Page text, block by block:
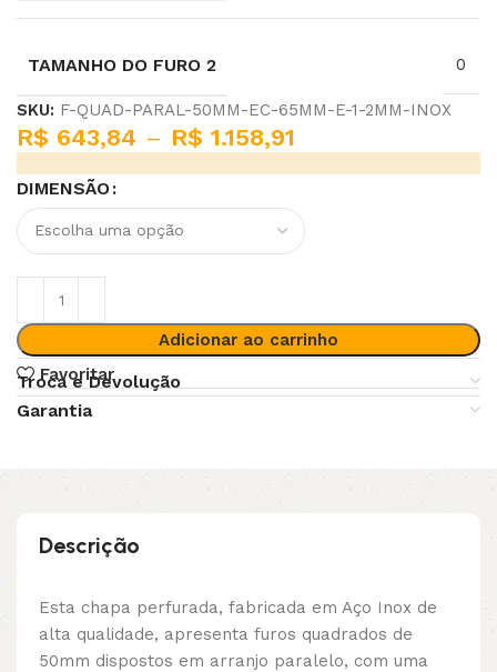
TAMANHO DO FURO 2 0
SKU: F-QUAD-PARAL-50MM-EC-65MM-E-1-2MM-INOX
R$ 643,84 – R$ 1.158,91
DIMENSÃO
Adicionar ao carrinho
Favoritar
Troca e Devolução
Garantia
Descrição
Esta chapa perfurada, fabricada em Aço Inox de
alta qualidade, apresenta furos quadrados de
50mm dispostos em arranjo paralelo, com uma